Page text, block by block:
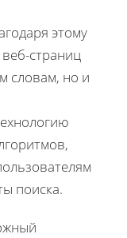
этому
страниц
словам, но и
поиска.